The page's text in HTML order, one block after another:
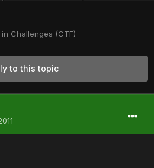
in Challenges (CTF)
to this topic